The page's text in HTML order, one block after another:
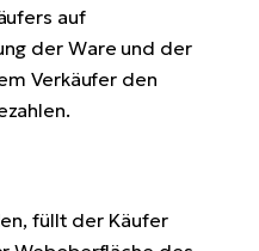
auf
der Ware und der
Verkäufer den
füllt der Käufer